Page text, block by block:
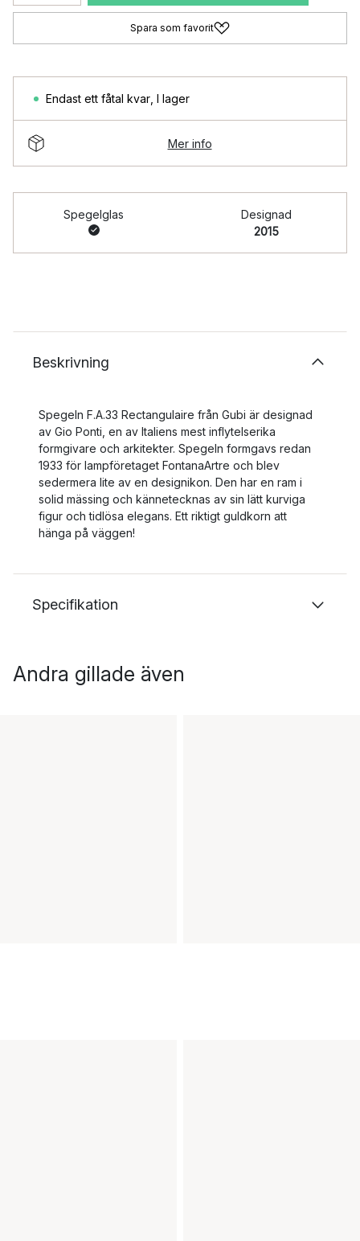
Spara som favorit
Endast ett fåtal kvar I lager
Mer info
Spegelglas
Designad
2015
Beskrivning
Spegeln F.A.33 Rectangulaire från Gubi är designad
av Gio Ponti, en av Italiens mest inflytelserika
formgivare och arkitekter. Spegeln formgavs redan
1933 för lampföretaget FontanaArtre och blev
sedermera lite av en designikon. Den har en ram i
solid mässing och kännetecknas av sin lätt kurviga
figur och tidlösa elegans. Ett riktigt guldkorn att
hänga på väggen!
Specifikation
Andra gillade även